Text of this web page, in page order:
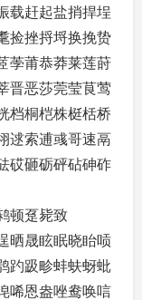
载赶起盐捎捍埕
捡挫捋埒换挽贽
荸莆恭莽莱莲莳
晋恶莎莞莹茛莺
档桐桤株梃栝桥
逑索逋彧哥速鬲
砹砸砺砰砧砷砟
顿趸毙致
晒晟眩眠晓眙唝
趵趿畛蚌蚨蚜蚍
唏恩盎唑鸯唤唁